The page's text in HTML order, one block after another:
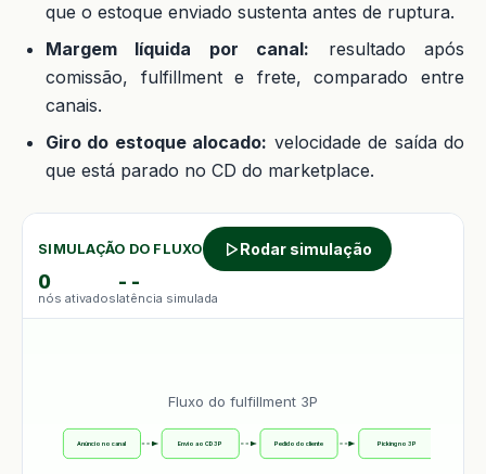
que o estoque enviado sustenta antes de ruptura.
Margem líquida por canal: resultado após
comissão, fulfillment e frete, comparado entre
canais.
Giro do estoque alocado: velocidade de saída do
que está parado no CD do marketplace.
SIMULAÇÃO DO FLUXO Rodar simulação
0
nós ativados
--
latência simulada
Fluxo do fulfillment 3P
Anúncio no canal Envio ao CD 3P Pedido do cliente Picking no 3P